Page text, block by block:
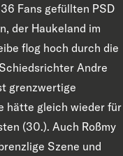
Fans gefüllten PSD
der Haukeland im
flog hoch durch die
Andre
grenzwertige
hätte gleich wieder für
(30.). Auch Roßmy
Szene und